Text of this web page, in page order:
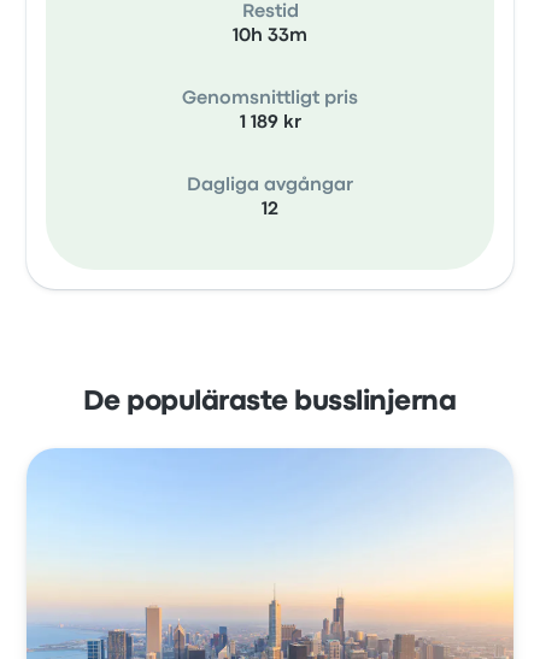
Restid
10h 33m
Genomsnittligt pris
1 189 kr
Dagliga avgångar
12
De populäraste busslinjerna